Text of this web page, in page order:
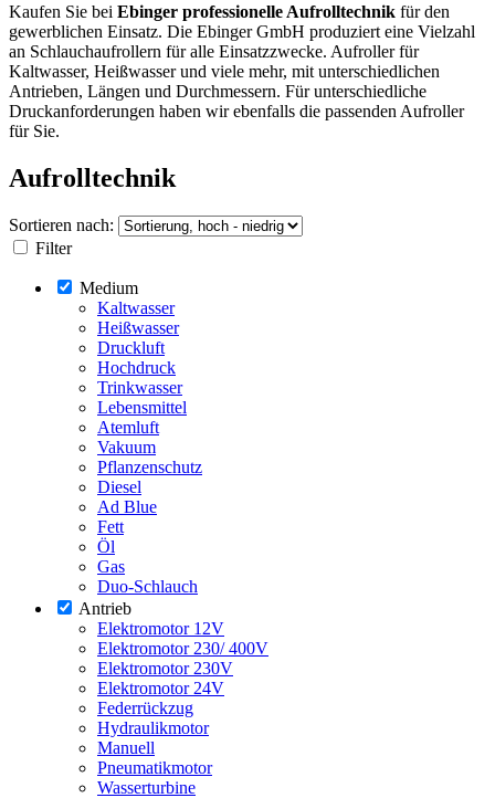
Kaufen Sie bei Ebinger professionelle Aufrolltechnik für den
gewerblichen Einsatz. Die Ebinger GmbH produziert eine Vielzahl
an Schlauchaufrollern für alle Einsatzzwecke. Aufroller für
Kaltwasser, Heißwasser und viele mehr, mit unterschiedlichen
Antrieben, Längen und Durchmessern. Für unterschiedliche
Druckanforderungen haben wir ebenfalls die passenden Aufroller
für Sie.
Aufrolltechnik
Sortieren nach:
Filter
Medium
Kaltwasser
Heißwasser
Druckluft
Hochdruck
Trinkwasser
Lebensmittel
Atemluft
Vakuum
Pflanzenschutz
Diesel
Ad Blue
Fett
Öl
Gas
Duo-Schlauch
Antrieb
Elektromotor 12V
Elektromotor 230/ 400V
Elektromotor 230V
Elektromotor 24V
Federrückzug
Hydraulikmotor
Manuell
Pneumatikmotor
Wasserturbine